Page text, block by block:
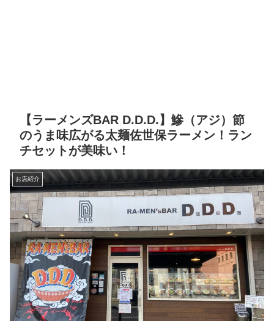
【ラーメンズBAR D.D.D.】鰺（アジ）節
のうま味広がる太麺佐世保ラーメン！ラン
チセットが美味い！
お店紹介